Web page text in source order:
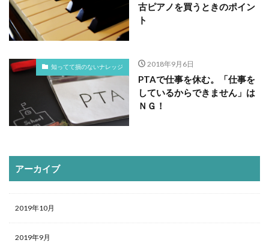
古ピアノを買うときのポイン
ト
知ってて損のないナレッジ 2018年9月6日
PTAで仕事を休む。「仕事を
しているからできません」は
ＮＧ！
アーカイブ
2019年10月
2019年9月